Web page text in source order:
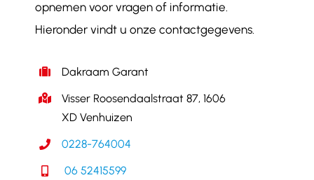
opnemen voor vragen of informatie.
Hieronder vindt u onze contactgegevens.
Dakraam Garant
Visser Roosendaalstraat 87, 1606
XD Venhuizen
0228-764004
06 52415599